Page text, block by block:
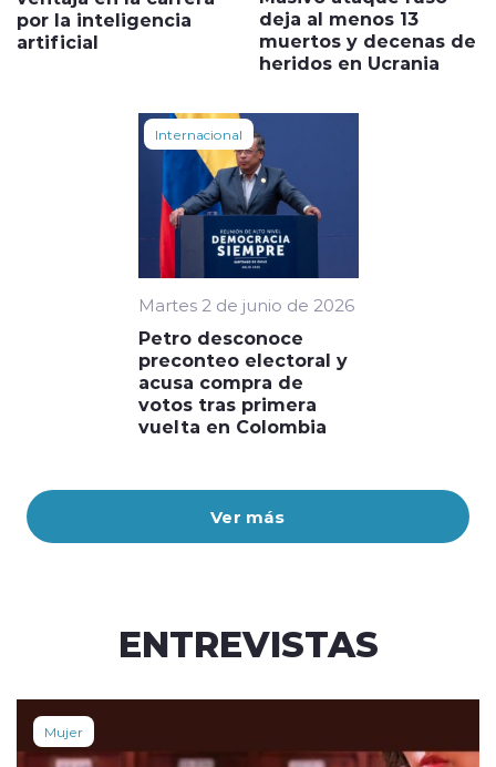
Ver más
por la inteligencia
artificial
deja al menos 13
muertos y decenas de
heridos en Ucrania
Internacional
Martes 2 de junio de 2026
Petro desconoce
preconteo electoral y
acusa compra de
votos tras primera
vuelta en Colombia
ENTREVISTAS
Mujer